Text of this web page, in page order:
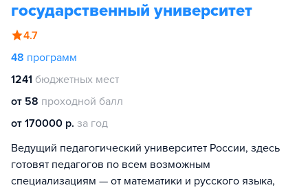
государственный университет
4.7
48 программ
1241 бюджетных мест
от 58 проходной балл
от 170000 р. за год
Ведущий педагогический университет России, здесь
готовят педагогов по всем возможным
специализациям — от математики и русского языка,